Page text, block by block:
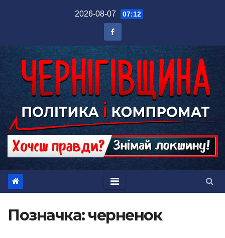
2026-08-07 07:12
Позначка:черненок